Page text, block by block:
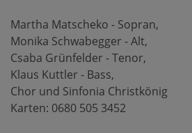
Martha Matscheko - Sopran,
Monika Schwabegger - Alt,
Csaba Grünfelder - Tenor,
Klaus Kuttler - Bass,
Chor und Sinfonia Christkönig
Karten: 0680 505 3452